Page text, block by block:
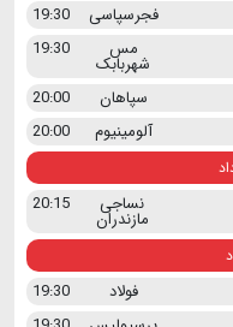
فجرسپاسی
19:30
مس
شهربابک
19:30
سپاهان
20:00
آلومینیوم 20:00
نساجی
مازندران
20:15
فولاد
19:30